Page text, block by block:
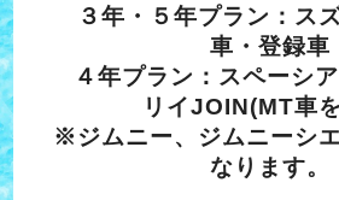
３年・５年プラン：ス
車・登録車
４年プラン：スペーシ
リイJOIN(MT車
※ジムニー、ジムニーシ
なります。